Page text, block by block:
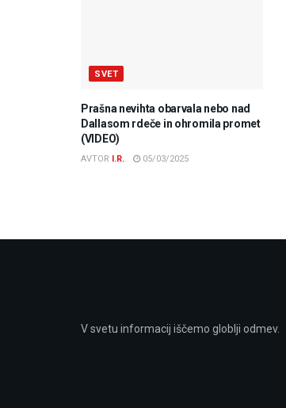
SVET
Prašna nevihta obarvala nebo nad
Dallasom rdeče in ohromila promet
(VIDEO)
AVTOR I.R. 05/03/2025
V svetu informacij iščemo globlji odmev.